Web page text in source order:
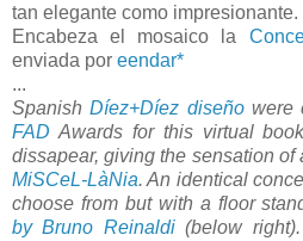
tan elegante como impresionante.
Encabeza el mosaico la
enviada por eendar*
...
SpanishDíez+Díez diseñowere
FAD Awards for this virtual
dissapear, giving the sensation of
MiSCeL-LàNia. An identical
choose from but with a floor
by Bruno Reinaldi(below